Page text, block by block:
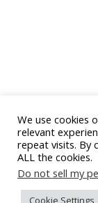
We use cookies
relevant
repeat visits. By
ALL the cookies.
Do not sell my
Cookie Settings